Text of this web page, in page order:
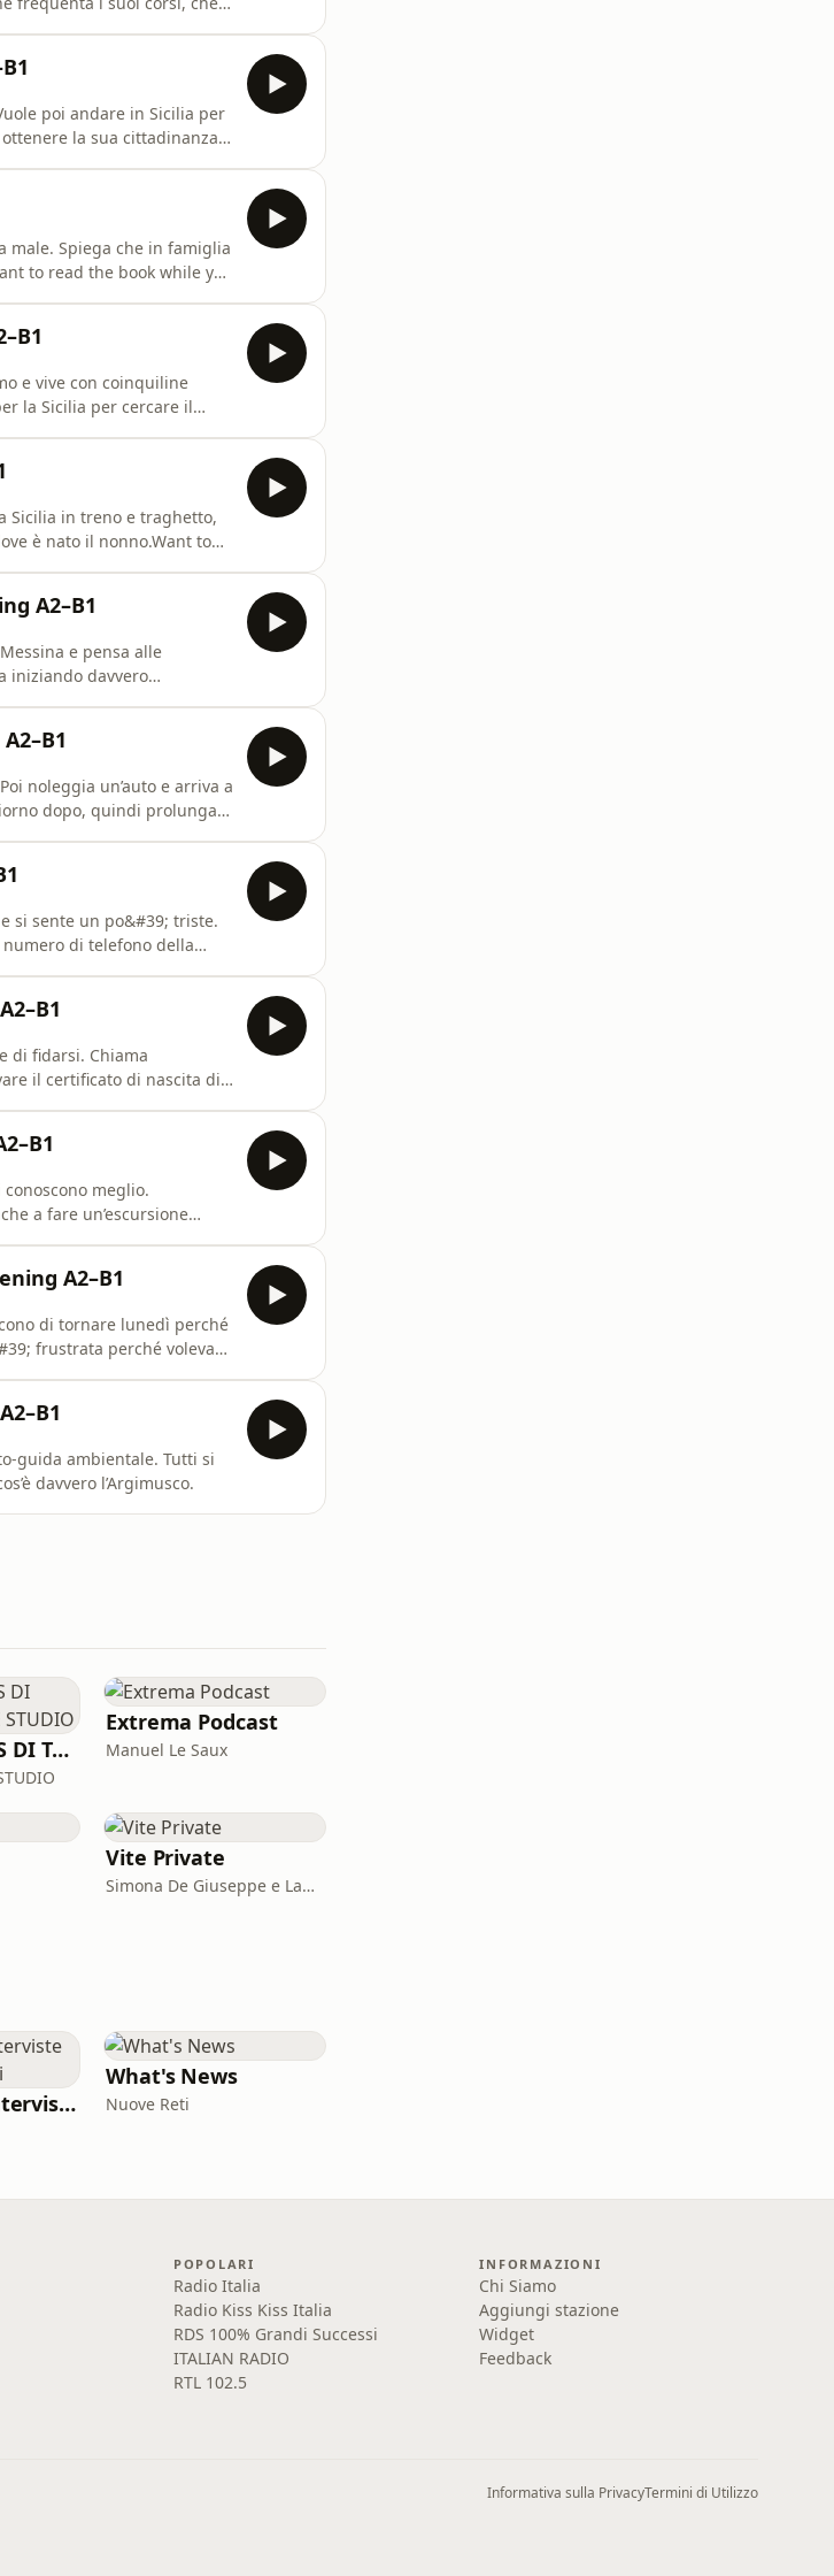
poi andare in Sicilia per
la sua cittadinanza
male. Spiega che in famiglia
to read the book while you
e vive con coinquiline
la Sicilia per cercare il
Sicilia in treno e traghetto,
è nato il nonno.Want to
A2–B1
e pensa alle
iniziando davvero
noleggia un’auto e arriva a
dopo, quindi prolunga il
si sente un po&#39; triste.
di telefono della
di fidarsi. Chiama
il certificato di nascita di
meglio.
a fare un’escursione
A2–B1
di tornare lunedì perché
frustrata perché voleva
guida ambientale. Tutti si
davvero l’Argimusco.
STORYTELLERS DI TRACCESONORE STUDIO
Extrema Podcast
Manuel Le Saux
Vite Private
Simona De Giuseppe e Laura Marinaro
Stories – Le interviste di Omar Schillaci
What's News
Nuove Reti
POPOLARI
Radio Italia
Radio Kiss Kiss Italia
RDS 100% Grandi Successi
ITALIAN RADIO
RTL 102.5
INFORMAZIONI
Chi Siamo
Aggiungi stazione
Widget
Feedback
Informativa sulla PrivacyTermini di Utilizzo